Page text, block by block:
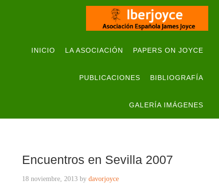
INICIO LA ASOCIACIÓN PAPERS ON JOYCE
PUBLICACIONES BIBLIOGRAFÍA
GALERÍA IMÁGENES
Encuentros en Sevilla 2007
18 noviembre, 2013by davorjoyce